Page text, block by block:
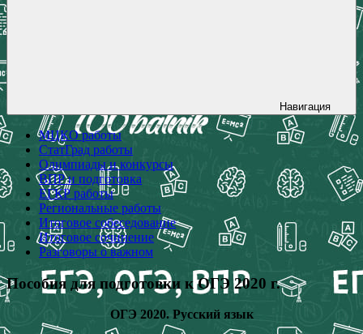
Навигация
МЦКО работы
СтатГрад работы
Олимпиады и конкурсы
ВПР и подготовка
ЕГКР работы
Региональные работы
Итоговое собеседование
Итоговое сочинение
Разговоры о важном
Пособия для подготовки к ОГЭ 2020 г.
ОГЭ 2020. Русский язык